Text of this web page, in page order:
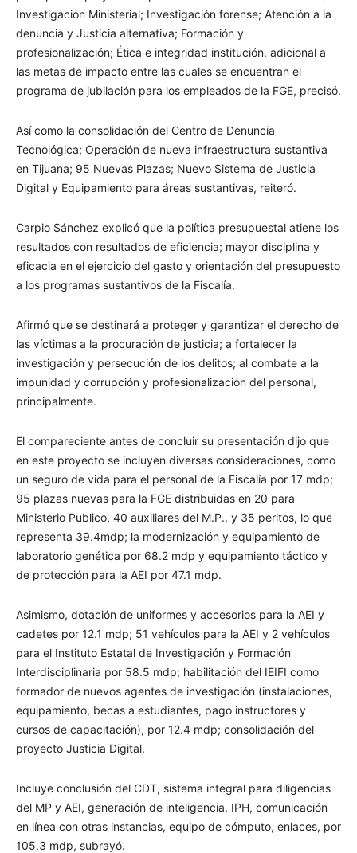
Investigación Ministerial; Investigación forense; Atención a la
denuncia y Justicia alternativa; Formación y
profesionalización; Ética e integridad institución, adicional a
las metas de impacto entre las cuales se encuentran el
programa de jubilación para los empleados de la FGE, precisó.
Así como la consolidación del Centro de Denuncia
Tecnológica; Operación de nueva infraestructura sustantiva
en Tijuana; 95 Nuevas Plazas; Nuevo Sistema de Justicia
Digital y Equipamiento para áreas sustantivas, reiteró.
Carpio Sánchez explicó que la política presupuestal atiene los
resultados con resultados de eficiencia; mayor disciplina y
eficacia en el ejercicio del gasto y orientación del presupuesto
a los programas sustantivos de la Fiscalía.
Afirmó que se destinará a proteger y garantizar el derecho de
las víctimas a la procuración de justicia; a fortalecer la
investigación y persecución de los delitos; al combate a la
impunidad y corrupción y profesionalización del personal,
principalmente.
El compareciente antes de concluir su presentación dijo que
en este proyecto se incluyen diversas consideraciones, como
un seguro de vida para el personal de la Fiscalía por 17 mdp;
95 plazas nuevas para la FGE distribuidas en 20 para
Ministerio Publico, 40 auxiliares del M.P., y 35 peritos, lo que
representa 39.4mdp; la modernización y equipamiento de
laboratorio genética por 68.2 mdp y equipamiento táctico y
de protección para la AEI por 47.1 mdp.
Asimismo, dotación de uniformes y accesorios para la AEI y
cadetes por 12.1 mdp; 51 vehículos para la AEI y 2 vehículos
para el Instituto Estatal de Investigación y Formación
Interdisciplinaria por 58.5 mdp; habilitación del IEIFI como
formador de nuevos agentes de investigación (instalaciones,
equipamiento, becas a estudiantes, pago instructores y
cursos de capacitación), por 12.4 mdp; consolidación del
proyecto Justicia Digital.
Incluye conclusión del CDT, sistema integral para diligencias
del MP y AEI, generación de inteligencia, IPH, comunicación
en línea con otras instancias, equipo de cómputo, enlaces, por
105.3 mdp, subrayó.